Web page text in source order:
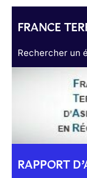
FRANCE
Rechercher un
RAPPORT